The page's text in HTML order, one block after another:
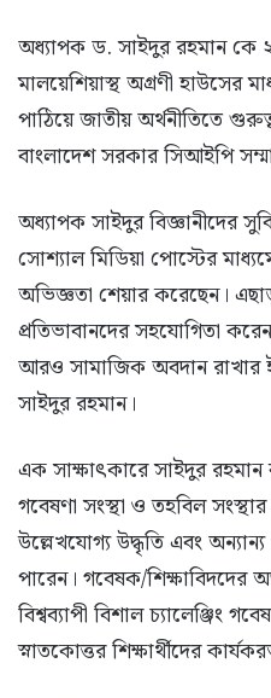
অধ্যাপক ড. সাইদুর রহমান কে
মালয়েশিয়াস্থ অগ্রণী হাউসের
পাঠিয়ে জাতীয় অর্থনীতিতে
বাংলাদেশ সরকার সিআইপি
অধ্যাপক সাইদুর বিজ্ঞানীদের
সোশ্যাল মিডিয়া পোস্টের
অভিজ্ঞতা শেয়ার করেছেন।
প্রতিভাবানদের সহযোগিতা
আরও সামাজিক অবদান রাখার
সাইদুর রহমান।
এক সাক্ষাৎকারে সাইদুর
গবেষণা সংস্থা ও তহবিল
উল্লেখযোগ্য উদ্ধৃতি এবং
পারেন। গবেষক/শিক্ষাবিদদের
বিশ্বব্যাপী বিশাল চ্যালেঞ্জিং
স্নাতকোত্তর শিক্ষার্থীদের